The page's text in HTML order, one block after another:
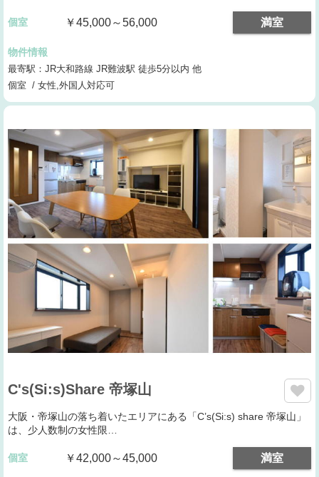
個室 ￥45,000～56,000 満室
物件情報
最寄駅：JR大和路線 JR難波駅 徒歩5分以内 他
個室 / 女性,外国人対応可
C's(Si:s)Share 帝塚山
大阪・帝塚山の落ち着いたエリアにある「C’s(Si:s) share 帝塚山」
は、少人数制の女性限…
個室 ￥42,000～45,000 満室